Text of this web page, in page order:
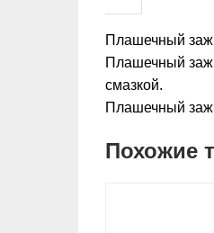
Плашечный
Плашечный
смазкой.
Плашечный
Похожие